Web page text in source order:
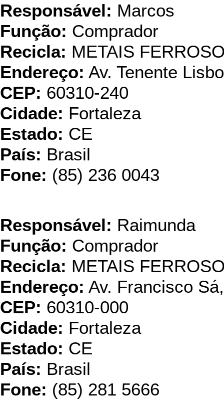
Responsável: Marcos
Função: Comprador
Recicla: METAIS
Endereço: Av. Tenente
CEP: 60310-240
Cidade: Fortaleza
Estado: CE
País: Brasil
Fone: (85) 236 0043
Responsável: Raimunda
Função: Comprador
Recicla: METAIS
Endereço: Av. Francisco
CEP: 60310-000
Cidade: Fortaleza
Estado: CE
País: Brasil
Fone: (85) 281 5666